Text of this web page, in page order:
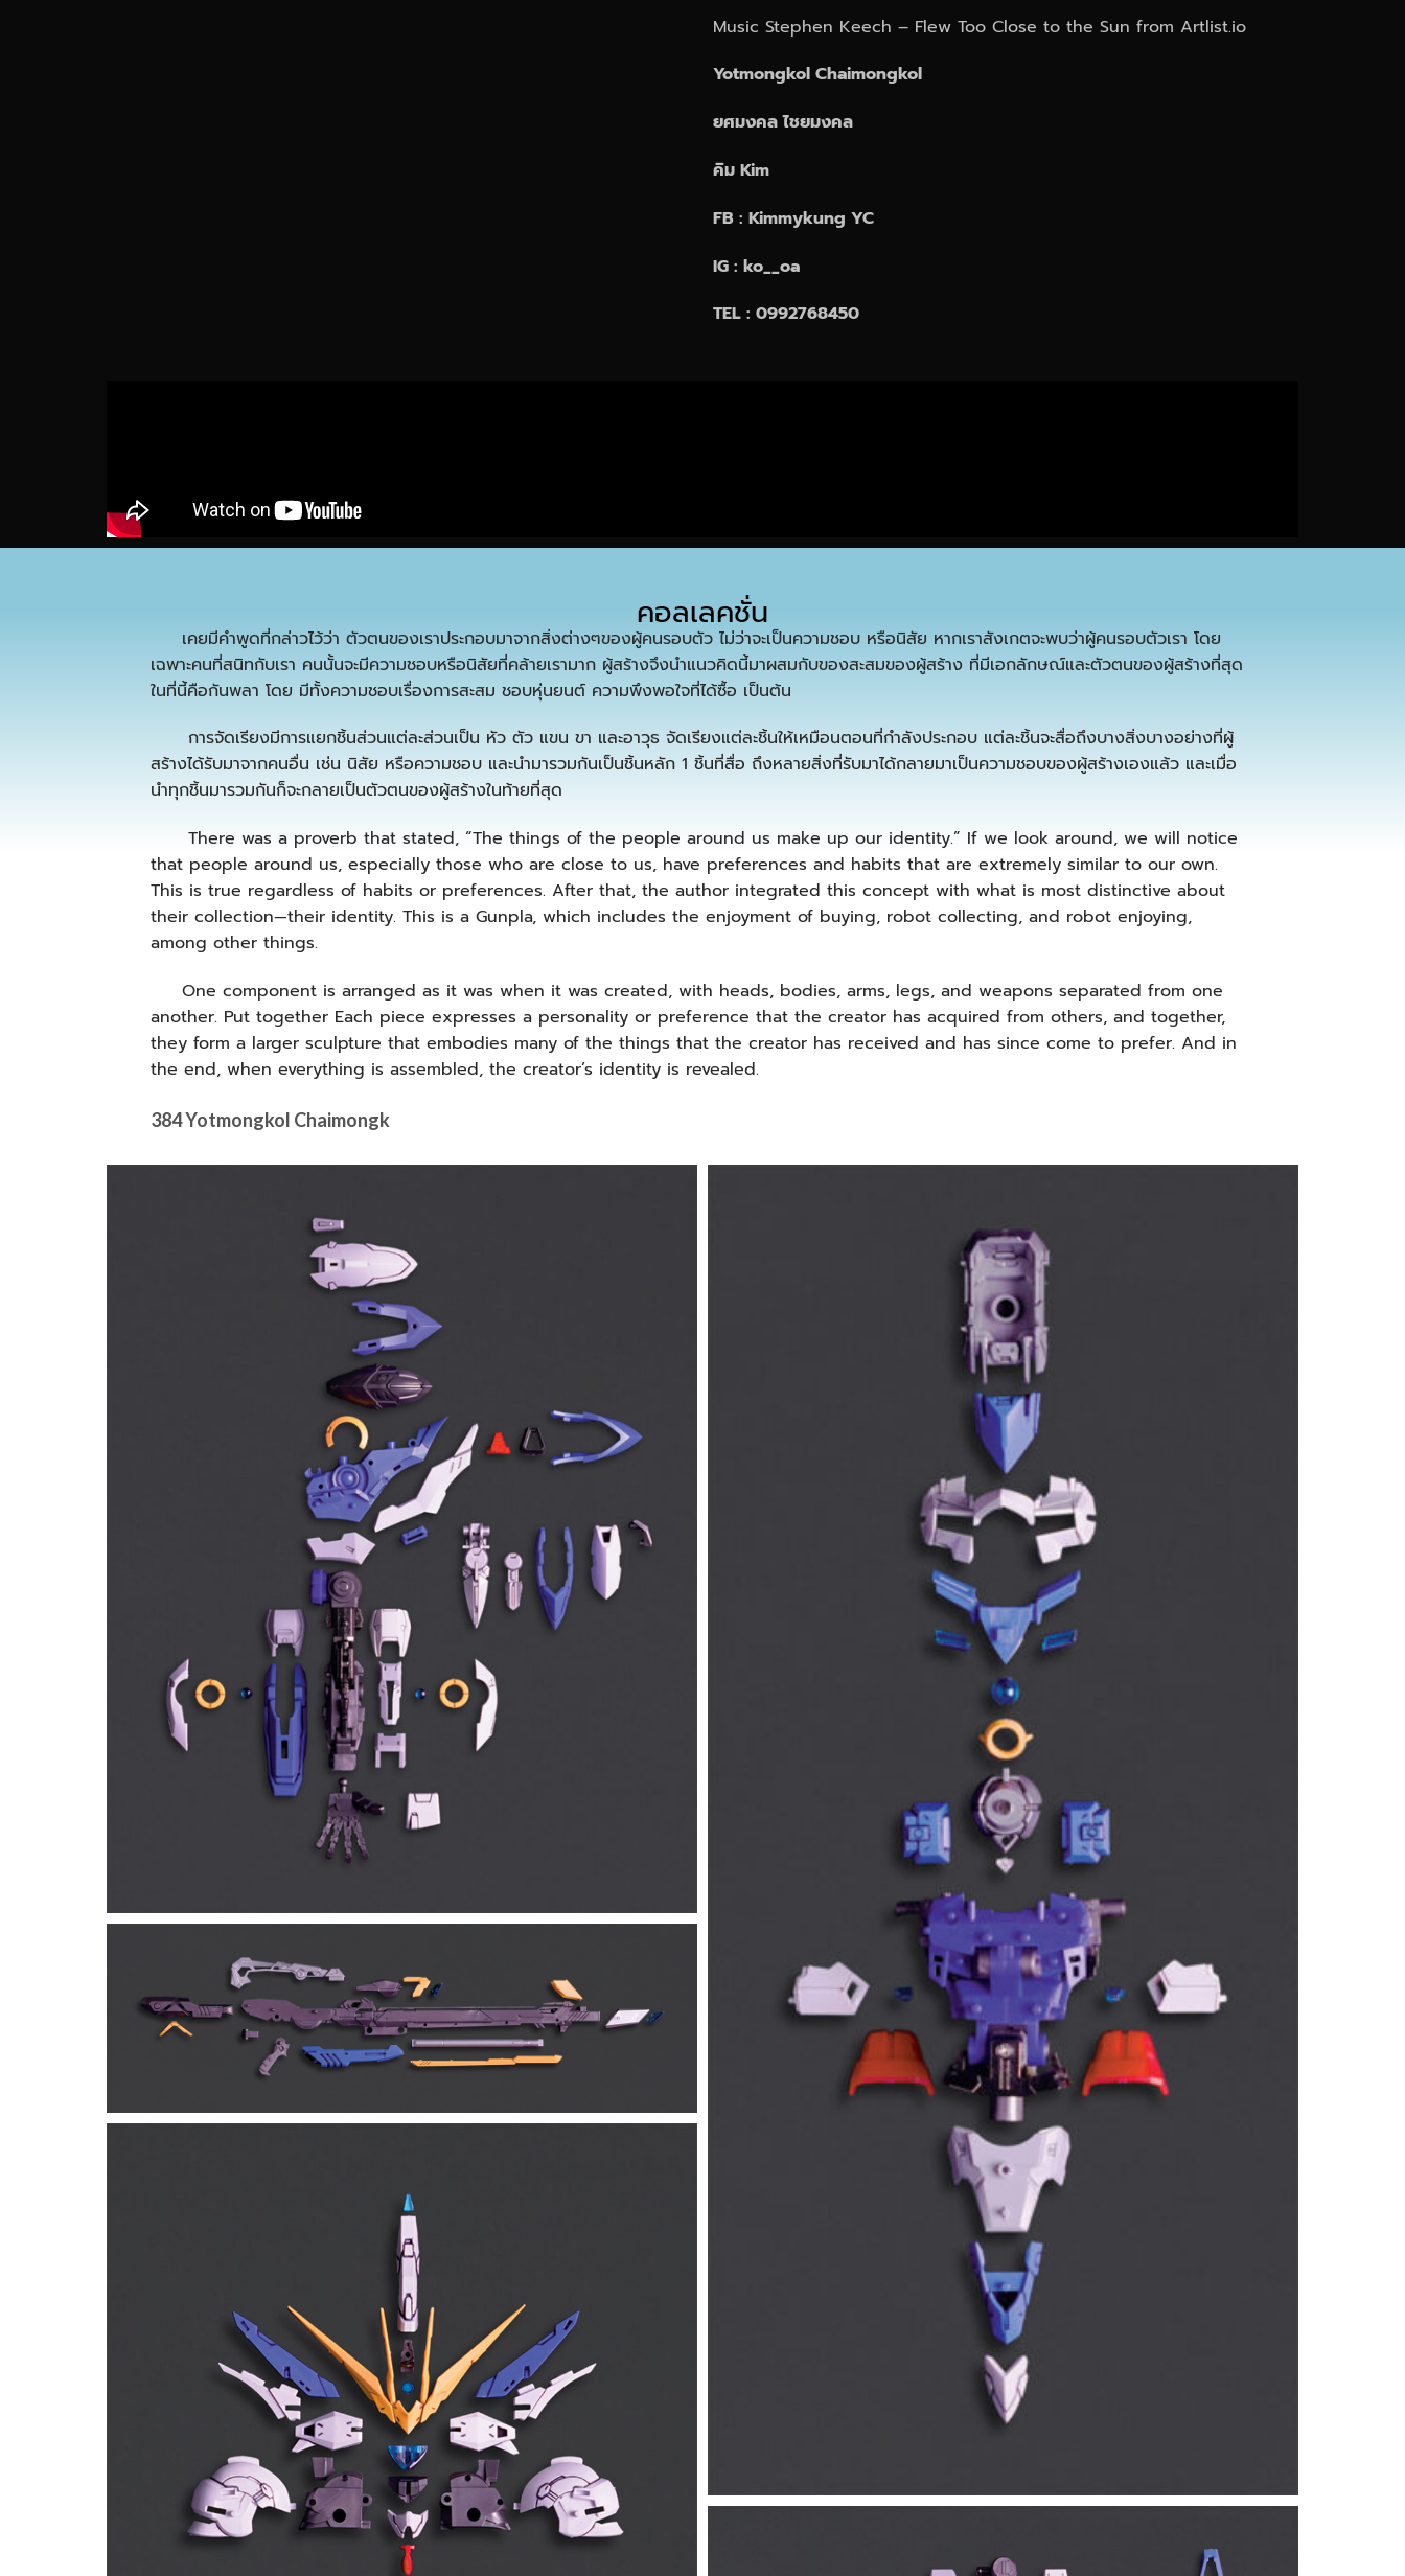
Music Stephen Keech – Flew Too Close to the Sun from Artlist.io
Yotmongkol Chaimongkol
ยศมงคล ไชยมงคล
คิม Kim
FB : Kimmykung YC
IG : ko__oa
TEL : 0992768450
คอลเลคชั่น
เคยมีคำพูดที่กล่าวไว้ว่า ตัวตนของเราประกอบมาจากสิ่งต่างๆของผู้คนรอบตัว ไม่ว่าจะเป็นความชอบ หรือนิสัย หากเราสังเกตจะพบว่าผู้คนรอบตัวเรา โดย
เฉพาะคนที่สนิทกับเรา คนนั้นจะมีความชอบหรือนิสัยที่คล้ายเรามาก ผู้สร้างจึงนำแนวคิดนี้มาผสมกับของสะสมของผู้สร้าง ที่มีเอกลักษณ์และตัวตนของผู้สร้างที่สุด
ในที่นี้คือกันพลา โดย มีทั้งความชอบเรื่องการสะสม ชอบหุ่นยนต์ ความพึงพอใจที่ได้ซื้อ เป็นต้น
การจัดเรียงมีการแยกชิ้นส่วนแต่ละส่วนเป็น หัว ตัว แขน ขา และอาวุธ จัดเรียงแต่ละชิ้นให้เหมือนตอนที่กำลังประกอบ แต่ละชิ้นจะสื่อถึงบางสิ่งบางอย่างที่ผู้
สร้างได้รับมาจากคนอื่น เช่น นิสัย หรือความชอบ และนำมารวมกันเป็นชิ้นหลัก 1 ชิ้นที่สื่อ ถึงหลายสิ่งที่รับมาได้กลายมาเป็นความชอบของผู้สร้างเองแล้ว และเมื่อ
นำทุกชิ้นมารวมกันก็จะกลายเป็นตัวตนของผู้สร้างในท้ายที่สุด
There was a proverb that stated, “The things of the people around us make up our identity.” If we look around, we will notice
that people around us, especially those who are close to us, have preferences and habits that are extremely similar to our own.
This is true regardless of habits or preferences. After that, the author integrated this concept with what is most distinctive about
their collection—their identity. This is a Gunpla, which includes the enjoyment of buying, robot collecting, and robot enjoying,
among other things.
One component is arranged as it was when it was created, with heads, bodies, arms, legs, and weapons separated from one
another. Put together Each piece expresses a personality or preference that the creator has acquired from others, and together,
they form a larger sculpture that embodies many of the things that the creator has received and has since come to prefer. And in
the end, when everything is assembled, the creator’s identity is revealed.
384 Yotmongkol Chaimongk